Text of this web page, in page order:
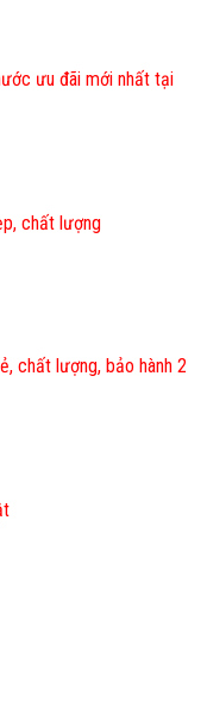
ưu đãi mới nhất tại
chất lượng
chất lượng, bảo hành 2